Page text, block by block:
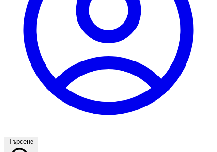
Търсене